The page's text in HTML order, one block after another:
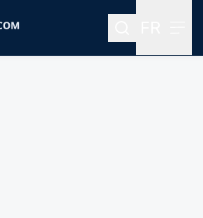
Rechercher